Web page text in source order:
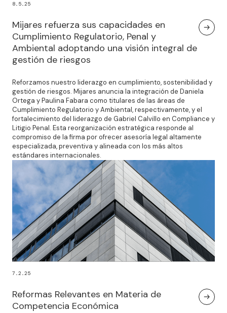
8.5.25
Mijares refuerza sus capacidades en
Cumplimiento Regulatorio, Penal y
Ambiental adoptando una visión integral de
gestión de riesgos
Reforzamos nuestro liderazgo en cumplimiento, sostenibilidad y
gestión de riesgos. Mijares anuncia la integración de Daniela
Ortega y Paulina Fabara como titulares de las áreas de
Cumplimiento Regulatorio y Ambiental, respectivamente, y el
fortalecimiento del liderazgo de Gabriel Calvillo en Compliance y
Litigio Penal. Esta reorganización estratégica responde al
compromiso de la firma por ofrecer asesoría legal altamente
especializada, preventiva y alineada con los más altos
estándares internacionales.
7.2.25
Reformas Relevantes en Materia de
Competencia Económica